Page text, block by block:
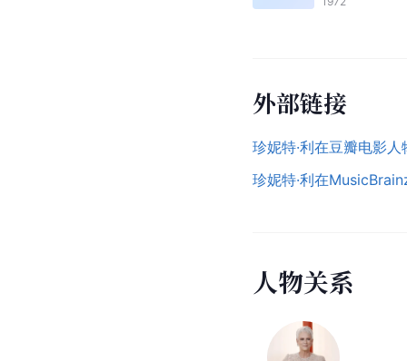
外部链接
珍妮特·利在豆瓣电影
珍妮特·利在
人物关系